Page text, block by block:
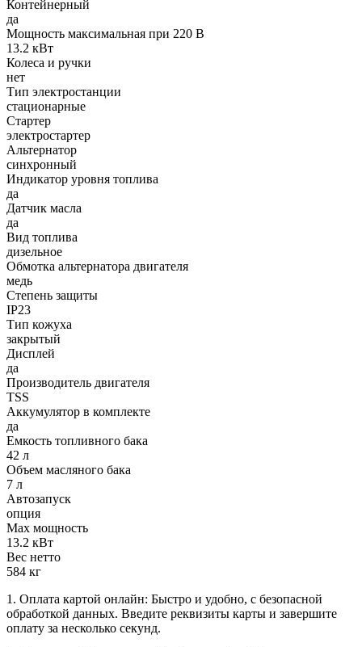
Контейнерный
да
Мощность максимальная при 220 В
13.2 кВт
Колеса и ручки
нет
Тип электростанции
стационарные
Стартер
электростартер
Альтернатор
синхронный
Индикатор уровня топлива
да
Датчик масла
да
Вид топлива
дизельное
Обмотка альтернатора двигателя
медь
Степень защиты
IP23
Тип кожуха
закрытый
Дисплей
да
Производитель двигателя
TSS
Аккумулятор в комплекте
да
Емкость топливного бака
42 л
Объем масляного бака
7 л
Автозапуск
опция
Max мощность
13.2 кВт
Вес нетто
584 кг
1. Оплата картой онлайн: Быстро и удобно, с безопасной
обработкой данных. Введите реквизиты карты и завершите
оплату за несколько секунд.